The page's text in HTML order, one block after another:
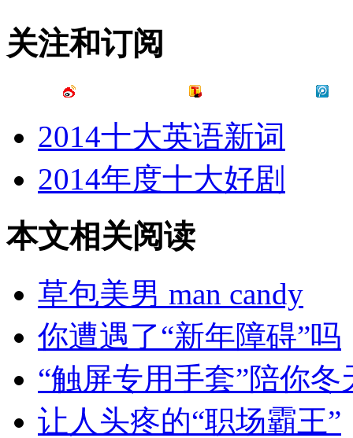
关注和订阅
2014十大英语新词
2014年度十大好剧
本文相关阅读
草包美男 man candy
你遭遇了“新年障碍”吗
“触屏专用手套”陪你冬
让人头疼的“职场霸王”